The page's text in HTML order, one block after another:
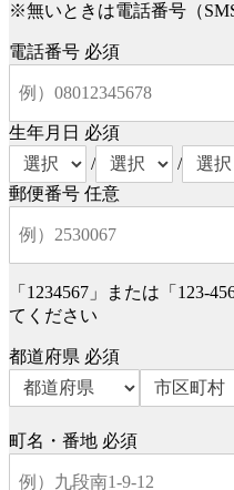
※無いときは電話番号（
電話番号 必須
生年月日 必須
/
/
郵便番号 任意
「1234567」または「123-
てください
都道府県 必須
町名・番地 必須